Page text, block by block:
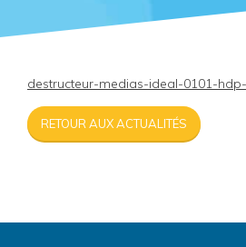
destructeur-medias-ideal-0101-
RETOUR AUX ACTUALITÉS